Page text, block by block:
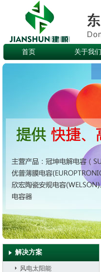
首页 关于我们
解决方案
风电太阳能